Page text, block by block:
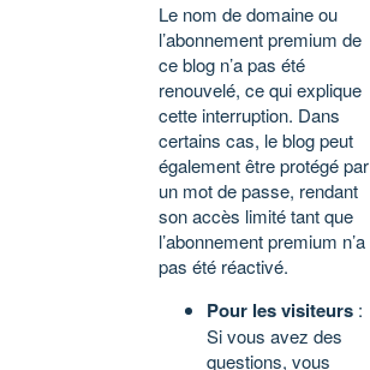
Le nom de domaine ou
l’abonnement premium de
ce blog n’a pas été
renouvelé, ce qui explique
cette interruption. Dans
certains cas, le blog peut
également être protégé par
un mot de passe, rendant
son accès limité tant que
l’abonnement premium n’a
pas été réactivé.
Pour les visiteurs :
Si vous avez des
questions, vous